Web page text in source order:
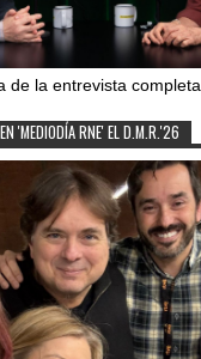
de la entrevista completa
'MEDIODÍA RNE' EL D.M.R.'26